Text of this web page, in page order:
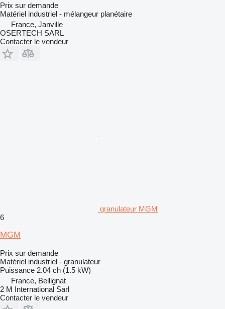
Prix sur demande
Matériel industriel - mélangeur planétaire
France, Janville
OSERTECH SARL
Contacter le vendeur
granulateur MGM
6
MGM
Prix sur demande
Matériel industriel - granulateur
Puissance 2.04 ch (1.5 kW)
France, Bellignat
2 M International Sarl
Contacter le vendeur